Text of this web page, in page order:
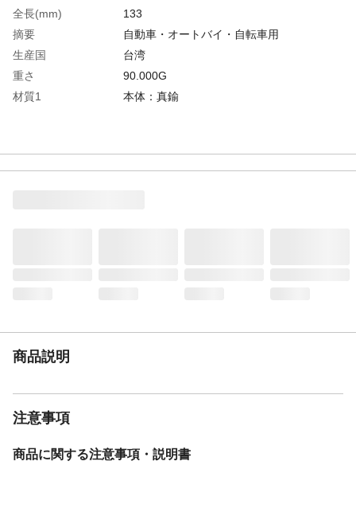
全長(mm)
133
摘要
自動車・オートバイ・自転車用
生産国
台湾
重さ
90.000G
材質1
本体：真鍮
商品説明
注意事項
商品に関する注意事項・説明書